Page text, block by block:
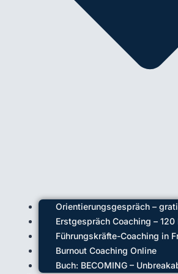
Orientierungsgespräch –
Erstgespräch Coaching –
Führungskräfte-Coaching in
Burnout Coaching Online
Buch: BECOMING –